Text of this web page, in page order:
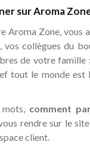
sur Aroma
Aroma Zone, vous
vos collègues du
de votre
tout le monde est
comment
rendre sur le
client.